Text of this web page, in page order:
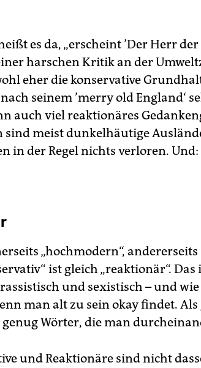
es da, „erscheint ’Der Herr der
harschen Kritik an der
eher die konservative
seinem ’merry old England‘
auch viel reaktionäres
sind meist dunkelhäutige
in der Regel nichts verloren. Und:
„hochmodern“, andererseits
ist gleich „reaktionär“. Das
und sexistisch – und
man alt zu sein okay findet. Als
genug Wörter, die man
und Reaktionäre sind nicht